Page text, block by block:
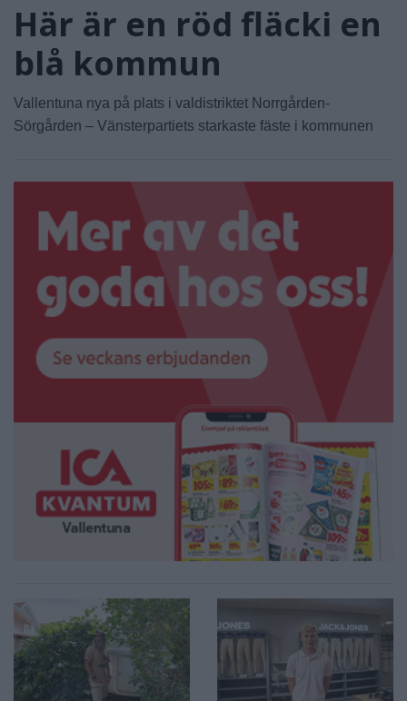
Här är en röd fläcki en
blå kommun
Vallentuna nya på plats i valdistriktet Norrgården-
Sörgården – Vänsterpartiets starkaste fäste i kommunen